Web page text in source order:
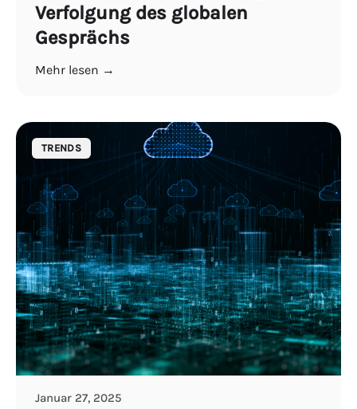
Verfolgung des globalen
Gesprächs
Mehr lesen →
TRENDS
Januar 27, 2025